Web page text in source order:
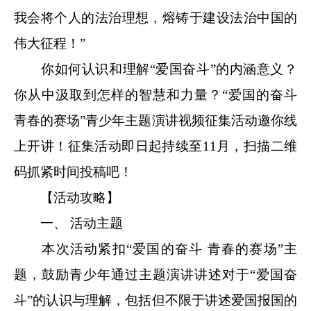
我会将个人的法治理想，熔铸于建设法治中国的
伟大征程！”
你如何认识和理解“爱国奋斗”的内涵意义？
你从中汲取到怎样的智慧和力量？“爱国的奋斗
青春的赛场”青少年主题演讲视频征集活动邀你线
上开讲！征集活动即日起持续至11月，扫描二维
码抓紧时间投稿吧！
【活动攻略】
一、 活动主题
本次活动紧扣“爱国的奋斗 青春的赛场”主
题，鼓励青少年通过主题演讲讲述对于“爱国奋
斗”的认识与理解，包括但不限于讲述爱国报国的